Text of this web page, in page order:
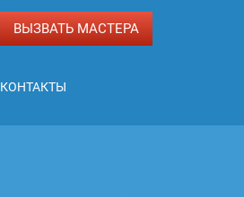
ВЫЗВАТЬ МАСТЕРА
КОНТАКТЫ